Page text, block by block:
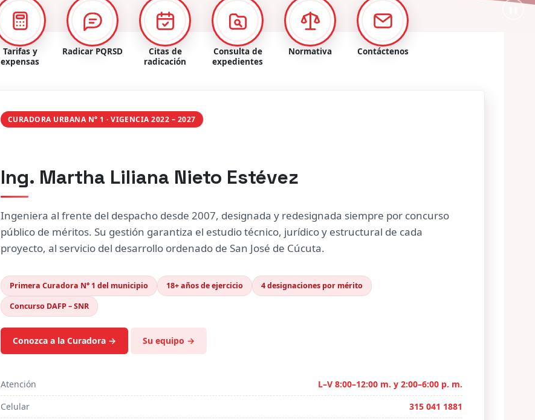
Tarifas y
expensas
Radicar PQRSD
Citas de
radicación
Consulta de
expedientes
Normativa Contáctenos
CURADORA URBANA N° 1 · VIGENCIA 2022 – 2027
Ing. Martha Liliana Nieto Estévez
Ingeniera al frente del despacho desde 2007, designada y redesignada siempre por concurso
público de méritos. Su gestión garantiza el estudio técnico, jurídico y estructural de cada
proyecto, al servicio del desarrollo ordenado de San José de Cúcuta.
Primera Curadora N° 1 del municipio 18+ años de ejercicio
4 designaciones por mérito
Concurso DAFP – SNR
Conozca a la Curadora → Su equipo →
Atención
L–V 8:00–12:00 m. y 2:00–6:00 p. m.
Celular
315 041 1881